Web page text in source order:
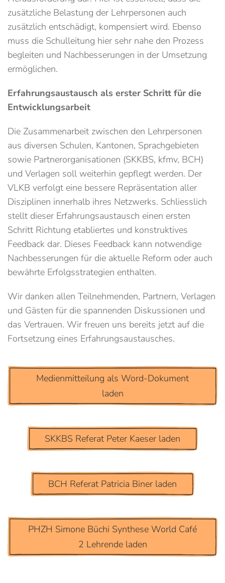
zusätzliche Belastung der Lehrpersonen auch
zusätzlich entschädigt, kompensiert wird. Ebenso
muss die Schulleitung hier sehr nahe den Prozess
begleiten und Nachbesserungen in der Umsetzung
ermöglichen.
Erfahrungsaustausch als erster Schritt für die
Entwicklungsarbeit
Die Zusammenarbeit zwischen den Lehrpersonen
aus diversen Schulen, Kantonen, Sprachgebieten
sowie Partnerorganisationen (SKKBS, kfmv, BCH)
und Verlagen soll weiterhin gepflegt werden. Der
VLKB verfolgt eine bessere Repräsentation aller
Disziplinen innerhalb ihres Netzwerks. Schliesslich
stellt dieser Erfahrungsaustausch einen ersten
Schritt Richtung etabliertes und konstruktives
Feedback dar. Dieses Feedback kann notwendige
Nachbesserungen für die aktuelle Reform oder auch
bewährte Erfolgsstrategien enthalten.
Wir danken allen Teilnehmenden, Partnern, Verlagen
und Gästen für die spannenden Diskussionen und
das Vertrauen. Wir freuen uns bereits jetzt auf die
Fortsetzung eines Erfahrungsaustausches.
Medienmitteilung als Word-Dokument
laden
SKKBS Referat Peter Kaeser laden
BCH Referat Patricia Biner laden
PHZH Simone Büchi Synthese World Café
2 Lehrende laden